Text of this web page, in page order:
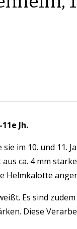
Jh.
im 10. und 11.
ca. 4 mm
Helmkalotte
Es sind
Diese